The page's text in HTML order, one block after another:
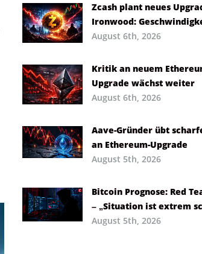
Zcash plant neues
Ironwood:
August 6th, 2026
Kritik an neuem
Upgrade wächst weiter
August 6th, 2026
Aave-Gründer übt
an Ethereum-Upgrade
August 5th, 2026
Bitcoin Prognose: Red
– „Situation ist extrem
August 5th, 2026